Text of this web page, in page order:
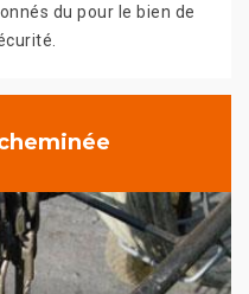
du pour le bien de